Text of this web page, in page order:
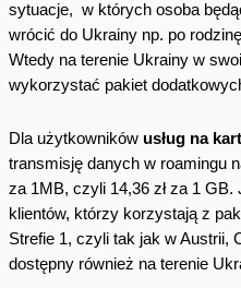
sytuacje, w których osoba
wrócić do Ukrainy np. po
Wtedy na terenie Ukrainy w
wykorzystać pakiet
Dla użytkowników usług na
transmisję danych w roamingu
za 1MB, czyli 14,36 zł za 1
klientów, którzy korzystają z
Strefie 1, czyli tak jak w Austrii,
dostępny również na terenie